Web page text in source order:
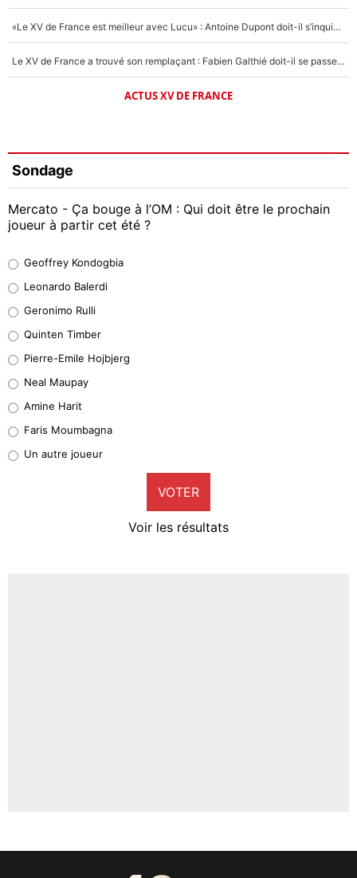
«Le XV de France est meilleur avec Lucu» : Antoine Dupont doit-il s’inquiéter pour sa place ?
Le XV de France a trouvé son remplaçant : Fabien Galthié doit-il se passer d'Antoine Dupont ?
ACTUS XV DE FRANCE
Sondage
Mercato - Ça bouge à l’OM : Qui doit être le prochain
joueur à partir cet été ?
38%
32%
5%
1%
9%
Geoffrey Kondogbia
Leonardo Balerdi
Geronimo Rulli
Quinten Timber
Pierre-Emile Hojbjerg
Neal Maupay
Amine Harit
Faris Moumbagna
Un autre joueur
VOTER
Voir les résultats